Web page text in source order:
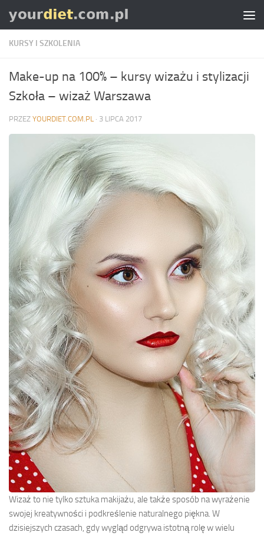
Skip to content
KURSY I SZKOLENIA
Make-up na 100% – kursy wizażu i stylizacji
Szkoła – wizaż Warszawa
PRZEZ YOURDIET.COM.PL · 3 LIPCA 2017
Wizaż to nie tylko sztuka makijażu, ale także sposób na wyrażenie
swojej kreatywności i podkreślenie naturalnego piękna. W
dzisiejszych czasach, gdy wygląd odgrywa istotną rolę w wielu